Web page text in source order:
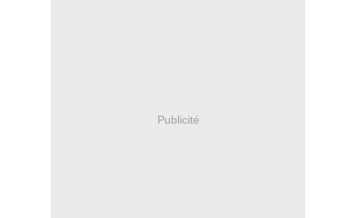
Publicité